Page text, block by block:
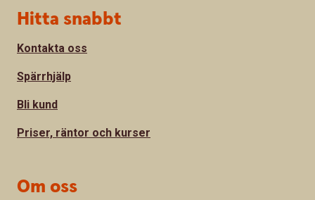
Sidfot
Hitta snabbt
Kontakta oss
Spärrhjälp
Bli kund
Priser, räntor och kurser
Om oss